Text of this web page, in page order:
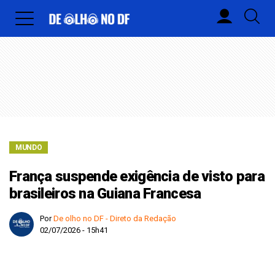
MUNDO
França suspende exigência de visto para
brasileiros na Guiana Francesa
PorDe olho no DF - Direto da Redação
02/07/2026 - 15h41